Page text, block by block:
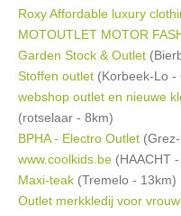
Roxy Affordable luxury
MOTOUTLET MOTOR
Garden Stock & Outlet
Stoffen outlet (Korbeek-Lo -
webshop outlet en nieuwe
(rotselaar - 8km)
BPHA - Electro Outlet
www.coolkids.be (HAACHT
Maxi-teak (Tremelo - 13km)
Outlet merkkledij voor